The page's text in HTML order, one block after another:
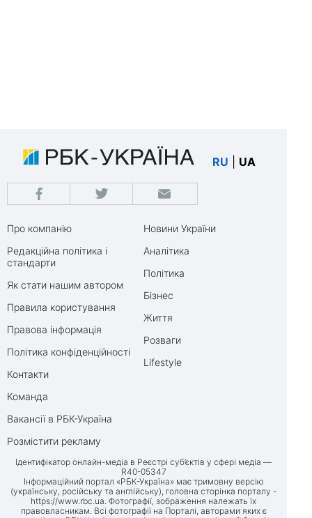
RU UA
Про компанію
Редакційна політика і
стандарти
Як стати нашим автором
Правила користування
Правова інформація
Політика конфіденційності
Контакти
Команда
Вакансії в РБК-Україна
Розмістити рекламу
Новини України
Аналітика
Політика
Бізнес
Життя
Розваги
Lifestyle
Ідентифікатор онлайн-медіа в Реєстрі суб’єктів у сфері медіа —
R40-05347
Інформаційний портал «РБК-Україна» має тримовну версію
(українську, російську та англійську), головна сторінка порталу -
https://www.rbc.ua . Фотографії, зображення належать їх
правовласникам. Всі фотографії на Порталі, авторами яких є